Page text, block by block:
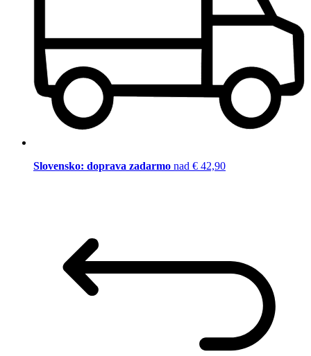
Slovensko: doprava zadarmo nad € 42,90